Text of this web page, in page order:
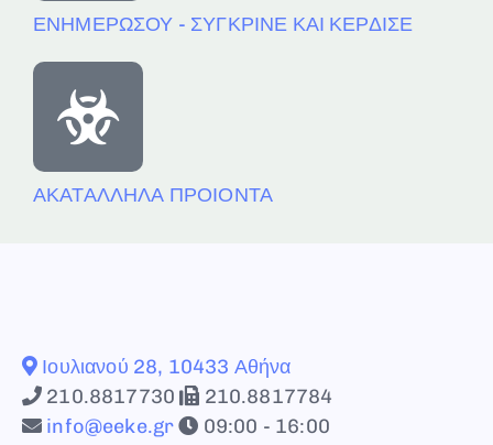
ΕΝΗΜΕΡΩΣΟΥ - ΣΥΓΚΡΙΝΕ ΚΑΙ ΚΕΡΔΙΣΕ
ΑΚΑΤΑΛΛΗΛΑ ΠΡΟΙΟΝΤΑ
Ιουλιανού 28, 10433 Αθήνα
210.8817730
210.8817784
info@eeke.gr
09:00 - 16:00